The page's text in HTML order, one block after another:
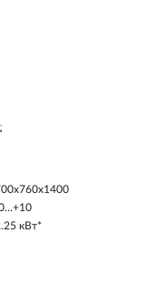
кВт*